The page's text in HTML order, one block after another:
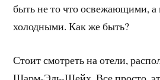
быть не то что освежающими, а
холодными. Как же быть?
Стоит смотреть на отели,